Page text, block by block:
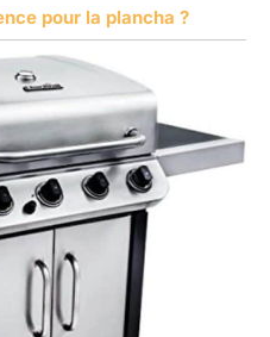
pour la plancha ?